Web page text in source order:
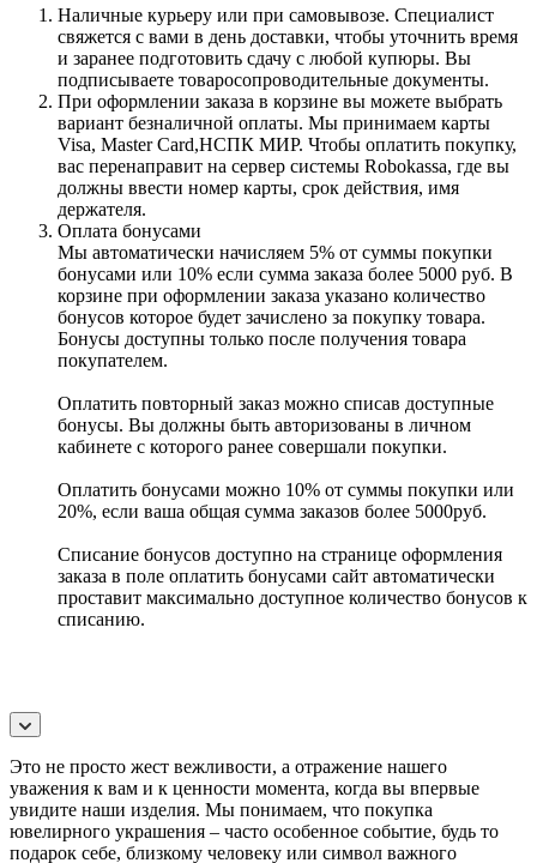
Наличные курьеру или при самовывозе. Специалист
свяжется с вами в день доставки, чтобы уточнить время
и заранее подготовить сдачу с любой купюры. Вы
подписываете товаросопроводительные документы.
При оформлении заказа в корзине вы можете выбрать
вариант безналичной оплаты. Мы принимаем карты
Visa, Master Card,НСПК МИР. Чтобы оплатить покупку,
вас перенаправит на сервер системы Robokassa, где вы
должны ввести номер карты, срок действия, имя
держателя.
Оплата бонусами
Мы автоматически начисляем 5% от суммы покупки
бонусами или 10% если сумма заказа более 5000 руб. В
корзине при оформлении заказа указано количество
бонусов которое будет зачислено за покупку товара.
Бонусы доступны только после получения товара
покупателем.
Оплатить повторный заказ можно списав доступные
бонусы. Вы должны быть авторизованы в личном
кабинете с которого ранее совершали покупки.
Оплатить бонусами можно 10% от суммы покупки или
20%, если ваша общая сумма заказов более 5000руб.
Списание бонусов доступно на странице оформления
заказа в поле оплатить бонусами сайт автоматически
проставит максимально доступное количество бонусов к
списанию.
Это не просто жест вежливости, а отражение нашего
уважения к вам и к ценности момента, когда вы впервые
увидите наши изделия. Мы понимаем, что покупка
ювелирного украшения – часто особенное событие, будь то
подарок себе, близкому человеку или символ важного